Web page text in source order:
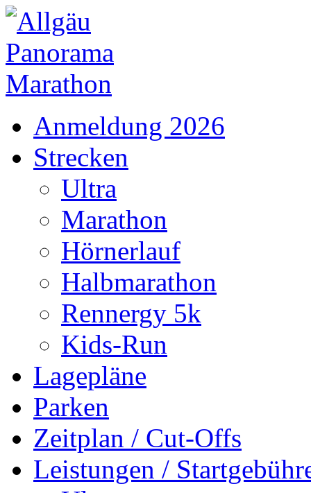
Anmeldung 2026
Strecken
Ultra
Marathon
Hörnerlauf
Halbmarathon
Rennergy 5k
Kids-Run
Lagepläne
Parken
Zeitplan / Cut-Offs
Leistungen /